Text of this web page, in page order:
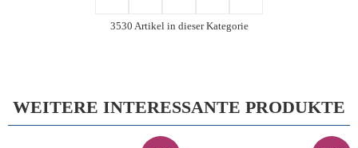
3530 Artikel in dieser Kategorie
WEITERE INTERESSANTE PRODUKTE